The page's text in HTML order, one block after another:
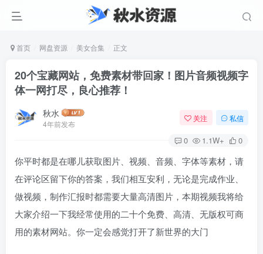
首页 网盘资源 美女合集 正文
20个宝藏网站，免费素材带回家！图片音频视频字
体一网打尽，良心推荐！
秋水
4年前发布
关注 私信
0 1.1W+ 0
你平时都是在哪儿获取图片、视频、音频、字体等素材，请
在评论区留下你的答案，我们相互安利，无论是完成作业、
做视频，制作汇报时都需要大量高清图片，本期视频我将给
大家介绍一下我经常使用的二十个免费、高清、无版权可商
用的素材网站。你一定会感觉打开了新世界的大门